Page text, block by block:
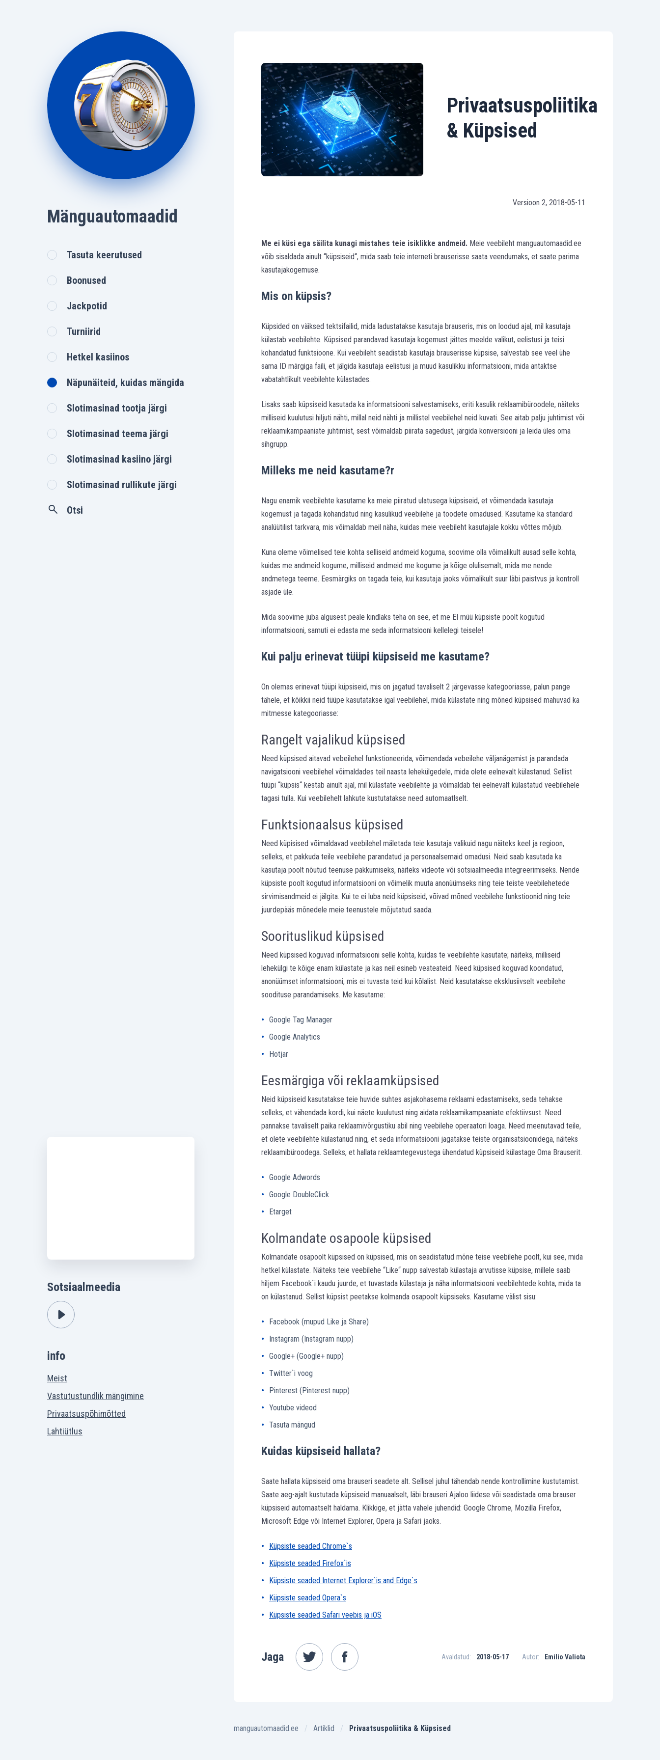
Mänguautomaadid
Tasuta keerutused
Boonused
Jackpotid
Turniirid
Hetkel kasiinos
Näpunäiteid, kuidas mängida
Slotimasinad tootja järgi
Slotimasinad teema järgi
Slotimasinad kasiino järgi
Slotimasinad rullikute järgi
Otsi
Privaatsuspoliitika
& Küpsised
Versioon 2, 2018-05-11
Me ei küsi ega säilita kunagi mistahes teie isiklikke andmeid. Meie veebileht manguautomaadid.ee
võib sisaldada ainult “küpsiseid“, mida saab teie interneti brauserisse saata veendumaks, et saate parima
kasutajakogemuse.
Mis on küpsis?
Küpsided on väiksed tektsifailid, mida ladustatakse kasutaja brauseris, mis on loodud ajal, mil kasutaja
külastab veebilehte. Küpsised parandavad kasutaja kogemust jättes meelde valikut, eelistusi ja teisi
kohandatud funktsioone. Kui veebileht seadistab kasutaja brauserisse küpsise, salvestab see veel ühe
sama ID märgiga faili, et jälgida kasutaja eelistusi ja muud kasulikku informatsiooni, mida antaktse
vabatahtlikult veebilehte külastades.
Lisaks saab küpsiseid kasutada ka informatsiooni salvestamiseks, eriti kasulik reklaamibüroodele, näiteks
milliseid kuulutusi hiljuti nähti, millal neid nähti ja millistel veebilehel neid kuvati. See aitab palju juhtimist või
reklaamikampaaniate juhtimist, sest võimaldab piirata sagedust, järgida konversiooni ja leida üles oma
sihgrupp.
Milleks me neid kasutame?r
Nagu enamik veebilehte kasutame ka meie piiratud ulatusega küpsiseid, et võimendada kasutaja
kogemust ja tagada kohandatud ning kasulikud veebilehe ja toodete omadused. Kasutame ka standard
analüütilist tarkvara, mis võimaldab meil näha, kuidas meie veebileht kasutajale kokku võttes mõjub.
Kuna oleme võimelised teie kohta selliseid andmeid koguma, soovime olla võimalikult ausad selle kohta,
kuidas me andmeid kogume, milliseid andmeid me kogume ja kõige olulisemalt, mida me nende
andmetega teeme. Eesmärgiks on tagada teie, kui kasutaja jaoks võimalikult suur läbi paistvus ja kontroll
asjade üle.
Mida soovime juba algusest peale kindlaks teha on see, et me EI müü küpsiste poolt kogutud
informatsiooni, samuti ei edasta me seda informatsiooni kellelegi teisele!
Kui palju erinevat tüüpi küpsiseid me kasutame?
On olemas erinevat tüüpi küpsiseid, mis on jagatud tavaliselt 2 järgevasse kategooriasse, palun pange
tähele, et kõikkii neid tüüpe kasutatakse igal veebilehel, mida külastate ning mõned küpsised mahuvad ka
mitmesse kategooriasse:
Rangelt vajalikud küpsised
Need küpsised aitavad vebeilehel funkstioneerida, võimendada vebeilehe väljanägemist ja parandada
navigatsiooni veebilehel võimaldades teil naasta lehekülgedele, mida olete eelnevalt külastanud. Sellist
tüüpi “küpsis“ kestab ainult ajal, mil külastate veebilehte ja võimaldab tei eelnevalt külastatud veebilehele
tagasi tulla. Kui veebilehelt lahkute kustutatakse need automaatlselt.
Funktsionaalsus küpsised
Need küpisised võimaldavad veebilehel mäletada teie kasutaja valikuid nagu näiteks keel ja regioon,
selleks, et pakkuda teile veebilehe parandatud ja personaalsemaid omadusi. Neid saab kasutada ka
kasutaja poolt nõutud teenuse pakkumiseks, näiteks videote või sotsiaalmeedia integreerimiseks. Nende
küpsiste poolt kogutud informatsiooni on võimelik muuta anonüümseks ning teie teiste veebilehetede
sirvimisandmeid ei jälgita. Kui te ei luba neid küpsiseid, võivad mõned veebilehe funkstioonid ning teie
juurdepääs mõnedele meie teenustele mõjutatud saada.
Soorituslikud küpsised
Need küpsised koguvad informatsiooni selle kohta, kuidas te veebilehte kasutate; näiteks, milliseid
lehekülgi te kõige enam külastate ja kas neil esineb veateateid. Need küpsised koguvad koondatud,
anonüümset informatsiooni, mis ei tuvasta teid kui kõlalist. Neid kasutatakse eksklusiivselt veebilehe
soodituse parandamiseks. Me kasutame:
Google Tag Manager
Google Analytics
Hotjar
Eesmärgiga või reklaamküpsised
Neid küpsiseid kasutatakse teie huvide suhtes asjakohasema reklaami edastamiseks, seda tehakse
selleks, et vähendada kordi, kui näete kuulutust ning aidata reklaamikampaaniate efektiivsust. Need
pannakse tavaliselt paika reklaamivõrgustiku abil ning veebilehe operaatori loaga. Need meenutavad teile,
et olete veebilehte külastanud ning, et seda informatsiooni jagatakse teiste organisatsioonidega, näiteks
reklaamibüroodega. Selleks, et hallata reklaamtegevustega ühendatud küpsiseid külastage Oma Brauserit.
Google Adwords
Google DoubleClick
Etarget
Kolmandate osapoole küpsised
Kolmandate osapoolt küpsised on küpsised, mis on seadistatud mõne teise veebilehe poolt, kui see, mida
hetkel külastate. Näiteks teie veebilehe “Like“ nupp salvestab külastaja arvutisse küpsise, millele saab
hiljem Facebook`i kaudu juurde, et tuvastada külastaja ja näha informatsiooni veebilehtede kohta, mida ta
on külastanud. Sellist küpsist peetakse kolmanda osapoolt küpsiseks. Kasutame välist sisu:
Facebook (mupud Like ja Share)
Instagram (Instagram nupp)
Google+ (Google+ nupp)
Twitter`i voog
Pinterest (Pinterest nupp)
Youtube videod
Tasuta mängud
Kuidas küpsiseid hallata?
Saate hallata küpsiseid oma brauseri seadete alt. Sellisel juhul tähendab nende kontrollimine kustutamist.
Saate aeg-ajalt kustutada küpsiseid manuaalselt, läbi brauseri Ajaloo liidese või seadistada oma brauser
küpsiseid automaatselt haldama. Klikkige, et jätta vahele juhendid: Google Chrome, Mozilla Firefox,
Microsoft Edge või Internet Explorer, Opera ja Safari jaoks.
Küpsiste seaded Chrome`s
Küpsiste seaded Firefox`is
Küpsiste seaded Internet Explorer`is and Edge`s
Küpsiste seaded Opera`s
Küpsiste seaded Safari veebis ja iOS
Jaga Avaldatud: 2018-05-17 Autor: Emilio Valiota
manguautomaadid.ee Artiklid Privaatsuspoliitika & Küpsised
Sotsiaalmeedia
info
Meist
Vastutustundlik mängimine
Privaatsuspõhimõtted
Lahtiütlus